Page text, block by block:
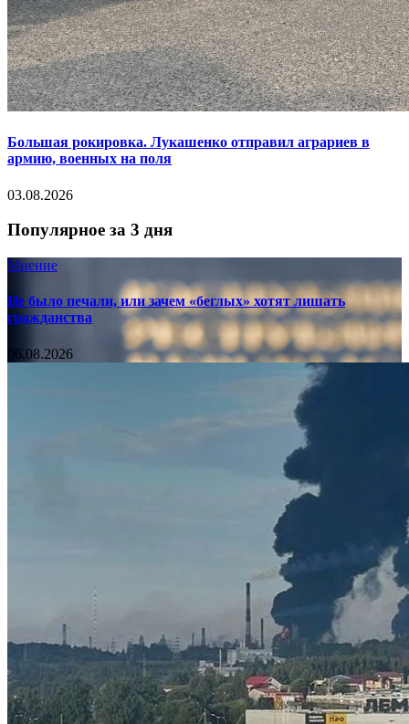
Большая рокировка. Лукашенко отправил аграриев в
армию, военных на поля
03.08.2026
Популярное за 3 дня
Мнение
Не было печали, или зачем «беглых» хотят лишать
гражданства
06.08.2026